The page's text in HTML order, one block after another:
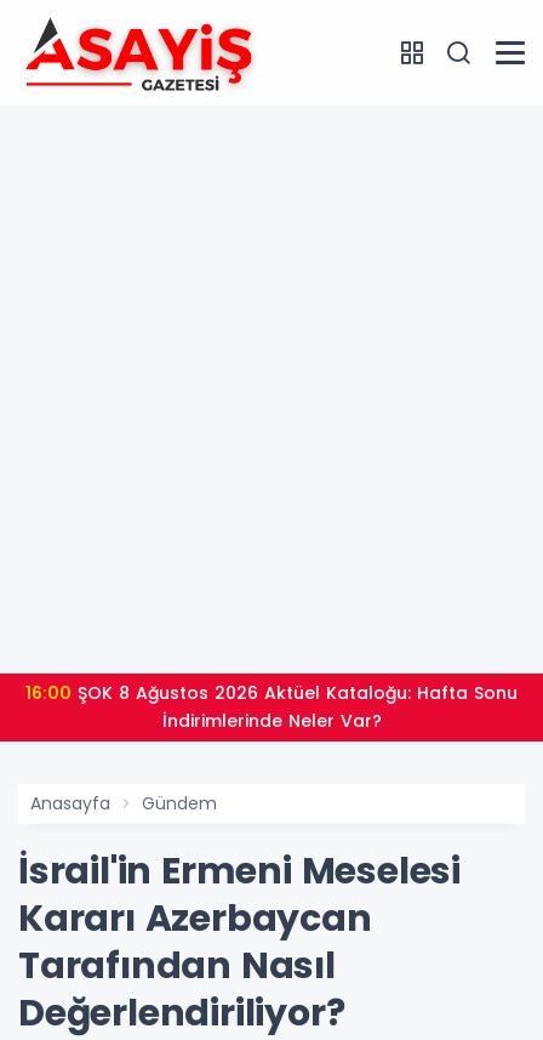
16:00
İndirimlerinde Neler Var?
Anasayfa Gündem
İsrail'in Ermeni Meselesi
Kararı Azerbaycan
Tarafından Nasıl
Değerlendiriliyor?